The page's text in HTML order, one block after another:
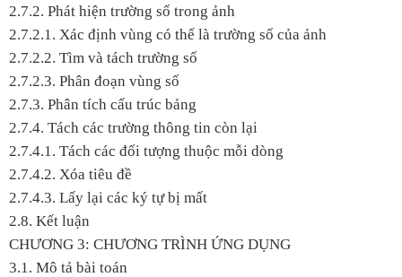
2.7.2. Phát hiện trường số trong ảnh
2.7.2.1. Xác định vùng có thể là trường số của ảnh
2.7.2.2. Tìm và tách trường số
2.7.2.3. Phân đoạn vùng số
2.7.3. Phân tích cấu trúc bảng
2.7.4. Tách các trường thông tin còn lại
2.7.4.1. Tách các đối tượng thuộc mỗi dòng
2.7.4.2. Xóa tiêu đề
2.7.4.3. Lấy lại các ký tự bị mất
2.8. Kết luận
CHƯƠNG 3: CHƯƠNG TRÌNH ỨNG DỤNG
3.1. Mô tả bài toán